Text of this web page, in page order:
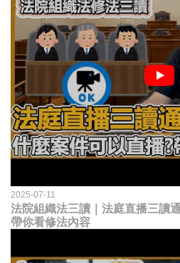
2025-07-11
法院組織法三讀｜法庭直播三讀
帶你看修法內容